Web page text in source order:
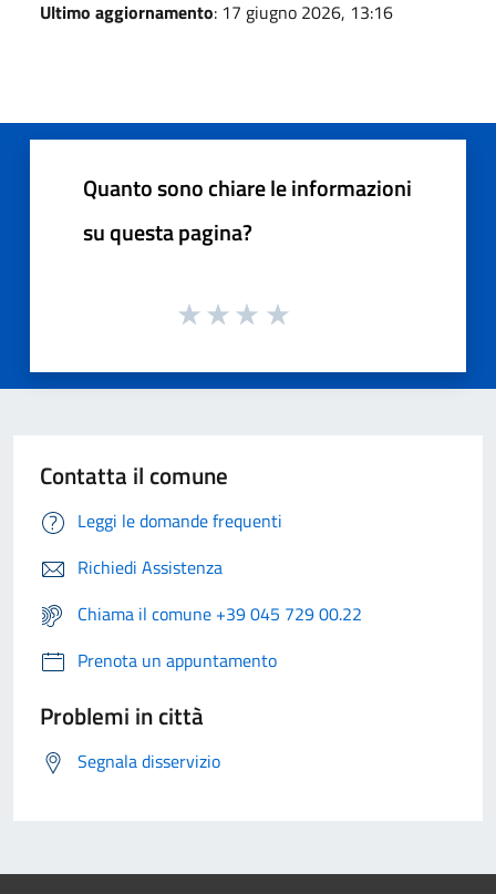
Ultimo aggiornamento: 17 giugno 2026, 13:16
Quanto sono chiare le informazioni
su questa pagina?
Contatta il comune
Leggi le domande frequenti
Richiedi Assistenza
Chiama il comune +39 045 729 00.22
Prenota un appuntamento
Problemi in città
Segnala disservizio